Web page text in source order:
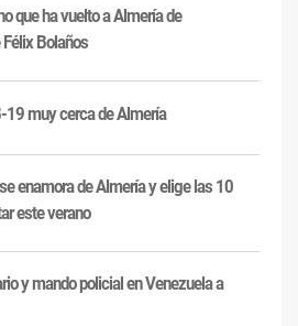
que ha vuelto a Almería de
Bolaños
19 muy cerca de Almería
enamora de Almería y elige las 10
este verano
y mando policial en Venezuela a